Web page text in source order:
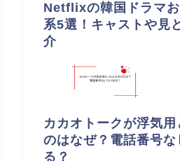
Netflixの韓国ドラマ
系5選！キャストや見
介
カカオトークが浮気用
のはなぜ？電話番号な
る？